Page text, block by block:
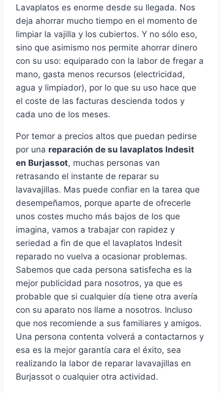
Lavaplatos es enorme desde su llegada. Nos
deja ahorrar mucho tiempo en el momento de
limpiar la vajilla y los cubiertos. Y no sólo eso,
sino que asimismo nos permite ahorrar dinero
con su uso: equiparado con la labor de fregar a
mano, gasta menos recursos (electricidad,
agua y limpiador), por lo que su uso hace que
el coste de las facturas descienda todos y
cada uno de los meses.
Por temor a precios altos que puedan pedirse
por una reparación de su lavaplatos Indesit
en Burjassot, muchas personas van
retrasando el instante de reparar su
lavavajillas. Mas puede confiar en la tarea que
desempeñamos, porque aparte de ofrecerle
unos costes mucho más bajos de los que
imagina, vamos a trabajar con rapidez y
seriedad a fin de que el lavaplatos Indesit
reparado no vuelva a ocasionar problemas.
Sabemos que cada persona satisfecha es la
mejor publicidad para nosotros, ya que es
probable que si cualquier día tiene otra avería
con su aparato nos llame a nosotros. Incluso
que nos recomiende a sus familiares y amigos.
Una persona contenta volverá a contactarnos y
esa es la mejor garantía cara el éxito, sea
realizando la labor de reparar lavavajillas en
Burjassot o cualquier otra actividad.